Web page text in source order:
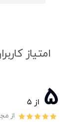
امتیاز
5 از ۵
از مجموع